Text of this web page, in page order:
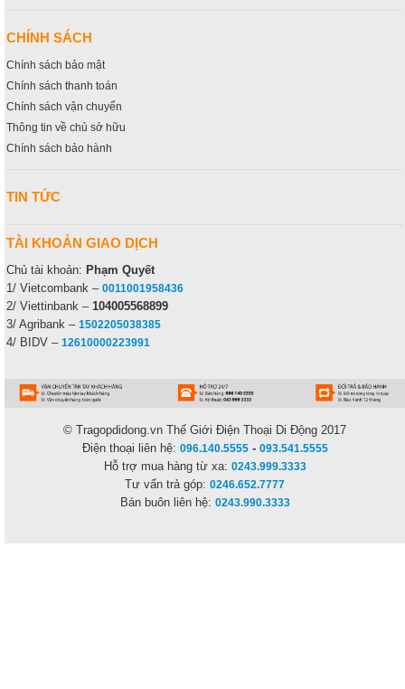
CHÍNH SÁCH
Chính sách bảo mật
Chính sách thanh toán
Chính sách vận chuyển
Thông tin về chủ sở hữu
Chính sách bảo hành
TIN TỨC
TÀI KHOẢN GIAO DỊCH
Chủ tài khoản: Phạm Quyết
1/ Vietcombank –0011001958436
2/ Viettinbank –104005568899
3/ Agribank –1502205038385
4/ BIDV –12610000223991
© Tragopdidong.vnThế Giới Điện Thoại Di Động 2017
Điện thoại liên hệ: 096.140.5555- 093.541.5555
Hỗ trợ mua hàng từ xa: 0243.999.3333
Tư vấn trả góp:0246.652.7777
Bán buôn liên hệ: 0243.990.3333